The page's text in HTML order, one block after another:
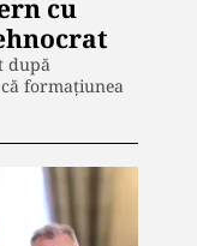
cu
după
formațiunea